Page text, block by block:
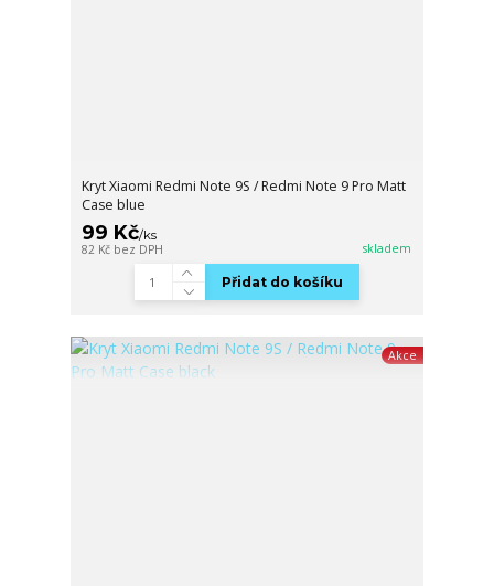
Kryt Xiaomi Redmi Note 9S / Redmi Note 9 Pro Matt
Case blue
99 Kč/ks
82 Kč bez DPH skladem
Přidat do košíku
Akce